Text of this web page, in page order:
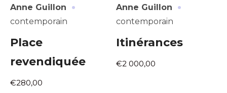
* Champ obligatoire
Anne Guillon ·
contemporain
Place
revendiquée
€280,00
Anne Guillon ·
contemporain
Itinérances
€2 000,00